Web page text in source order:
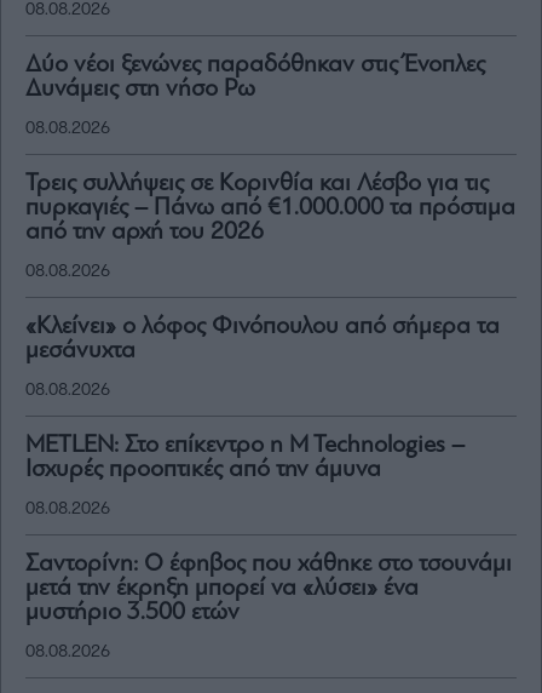
08.08.2026
Δύο νέοι ξενώνες παραδόθηκαν στις Ένοπλες
Δυνάμεις στη νήσο Ρω
08.08.2026
Τρεις συλλήψεις σε Κορινθία και Λέσβο για τις
πυρκαγιές – Πάνω από €1.000.000 τα πρόστιμα
από την αρχή του 2026
08.08.2026
«Κλείνει» ο λόφος Φινόπουλου από σήμερα τα
μεσάνυχτα
08.08.2026
METLEN: Στο επίκεντρο η M Technologies –
Ισχυρές προοπτικές από την άμυνα
08.08.2026
Σαντορίνη: Ο έφηβος που χάθηκε στο τσουνάμι
μετά την έκρηξη μπορεί να «λύσει» ένα
μυστήριο 3.500 ετών
08.08.2026